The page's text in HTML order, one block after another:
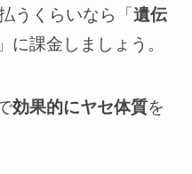
うくらいなら「 遺伝
に課金しましょう。
効果的にヤセ体質を